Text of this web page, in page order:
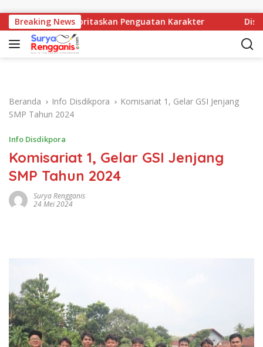
Breaking News
Prioritaskan Penguatan Karakter Disparbud
Beranda Info Disdikpora
Komisariat 1, Gelar GSI Jenjang
SMP Tahun 2024
Info Disdikpora
Komisariat 1, Gelar GSI Jenjang
SMP Tahun 2024
Surya Rengganis
24 Mei 2024